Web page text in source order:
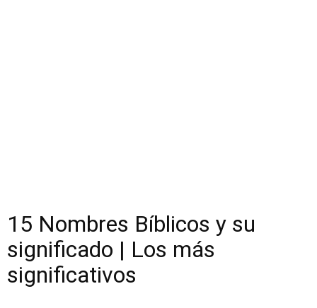
15 Nombres Bíblicos y su
significado | Los más
significativos